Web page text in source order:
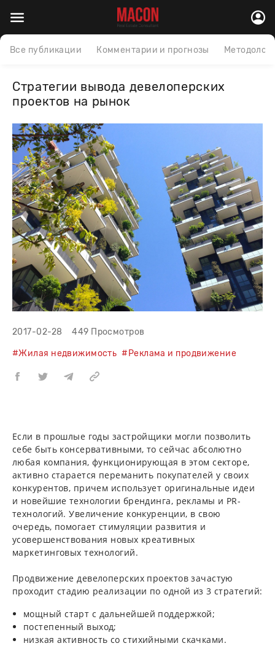
Все публикации Комментарии и прогнозы
Стратегии вывода девелоперских
проектов на рынок
2017-02-28 449 Просмотров
#Жилая недвижимость #Реклама и продвижение
Если в прошлые годы застройщики могли позволить
себе быть консервативными, то сейчас абсолютно
любая компания, функционирующая в этом секторе,
активно старается переманить покупателей у своих
конкурентов, причем использует оригинальные идеи
и новейшие технологии брендинга, рекламы и PR-
технологий. Увеличение конкуренции, в свою
очередь, помогает стимуляции развития и
усовершенствования новых креативных
маркетинговых технологий.
Продвижение девелоперских проектов зачастую
проходит стадию реализации по одной из 3 стратегий:
мощный старт с дальнейшей поддержкой;
постепенный выход;
низкая активность со стихийными скачками.